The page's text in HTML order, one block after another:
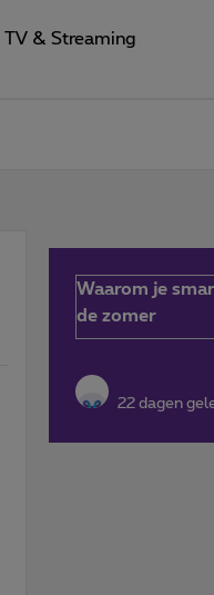
TV & Streaming
Waarom je
de zomer
22 dagen